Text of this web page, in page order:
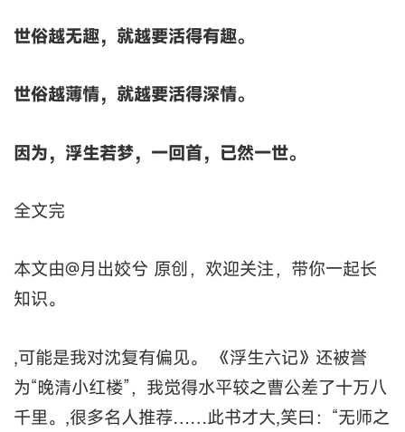
世俗越无趣，就越要活得有趣。
世俗越薄情，就越要活得深情。
因为，浮生若梦，一回首，已然一世。
全文完
本文由@月出姣兮 原创，欢迎关注，带你一起长
知识。
,可能是我对沈复有偏见。 《浮生六记》还被誉
为“晚清小红楼”，我觉得水平较之曹公差了十万八
千里。,很多名人推荐……此书才大,笑曰：“无师之